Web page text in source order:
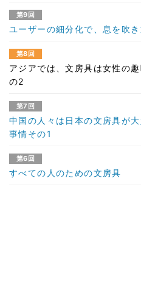
第9回
ユーザーの細分化で、息を吹
第8回
アジアでは、文房具は女性の
の2
第7回
中国の人々は日本の文房具が
事情その1
第6回
すべての人のための文房具